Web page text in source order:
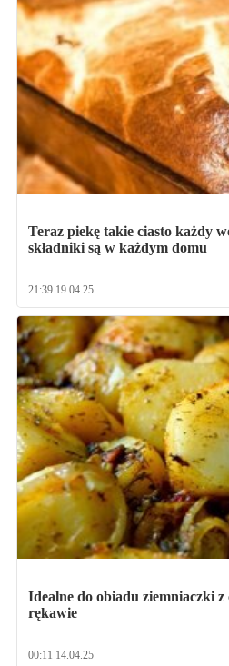
Teraz piekę takie ciasto każdy
składniki są w każdym domu
21:39 19.04.25
Idealne do obiadu ziemniaczki z
rękawie
00:11 14.04.25